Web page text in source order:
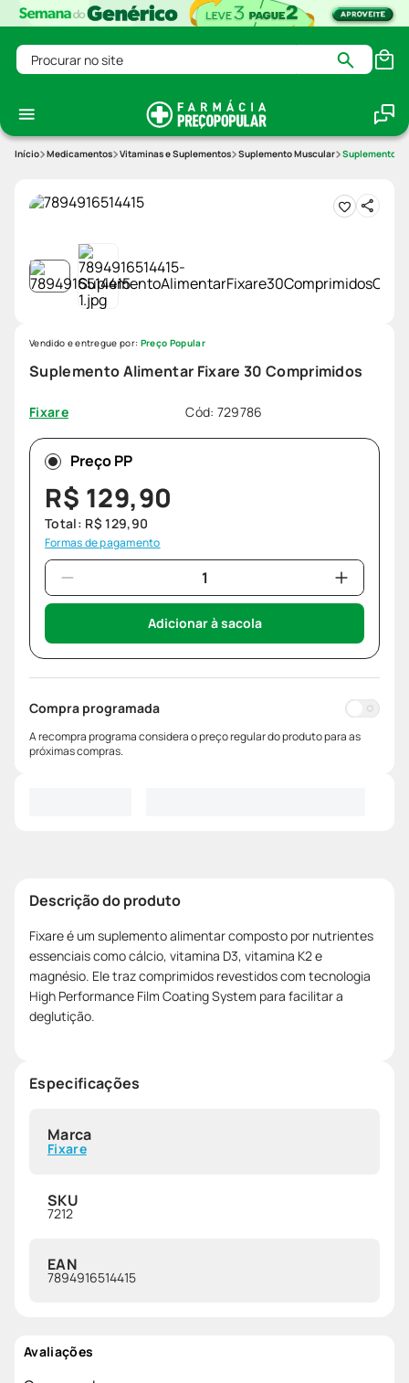
Procurar no site
Medicamentos Vitaminas e Suplementos Suplemento Muscular Suplemento
Suplemento Alimentar Fixare 30 Comprimidos
Fixare Cód: 729786
Vendido e entregue por: Preço Popular
Preço PP
R$ 129,90
Total: R$ 129,90
Formas de pagamento
Adicionar à sacola
Compra programada
A recompra programa considera o preço regular do produto para as
próximas compras.
Descrição do produto
Fixare é um suplemento alimentar composto por nutrientes
essenciais como cálcio, vitamina D3, vitamina K2 e
magnésio. Ele traz comprimidos revestidos com tecnologia
High Performance Film Coating System para facilitar a
deglutição.
Especificações
Marca
Fixare
SKU
7212
EAN
7894916514415
Avaliações